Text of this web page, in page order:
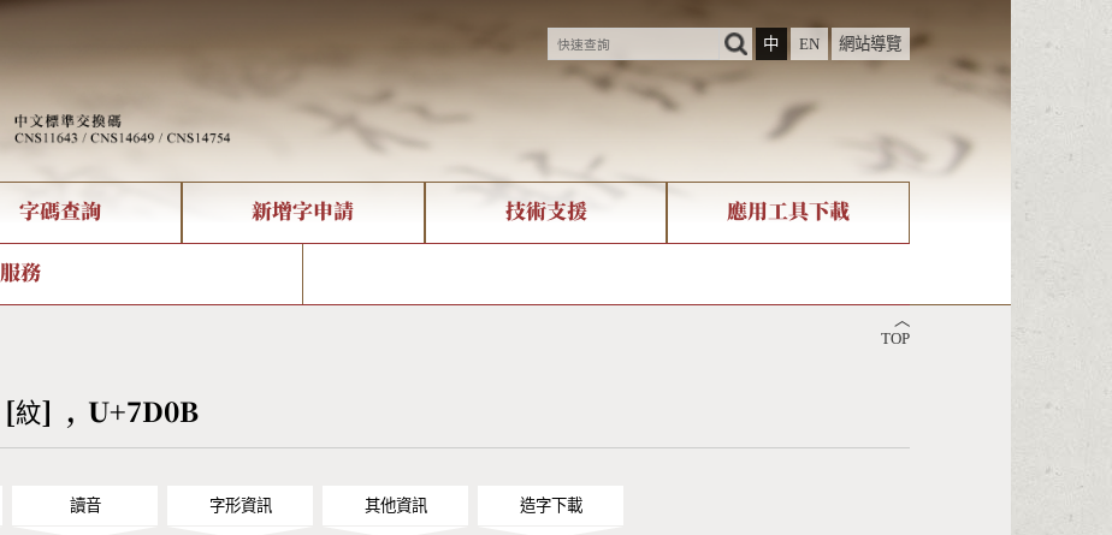
中
EN 網站導覽
庫現況
字碼查詢
查詢
音查詢
新增字申請 技術支援
決方案
應用工具下載
字形下載
務
︿
TOP
紋] , U+7D0B
讀音 字形資訊 其他資訊 造字下載